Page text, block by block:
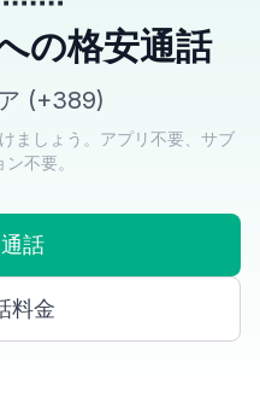
の格安通話
(+389)
ましょう。アプリ不要、サブ
不要。
話
料金